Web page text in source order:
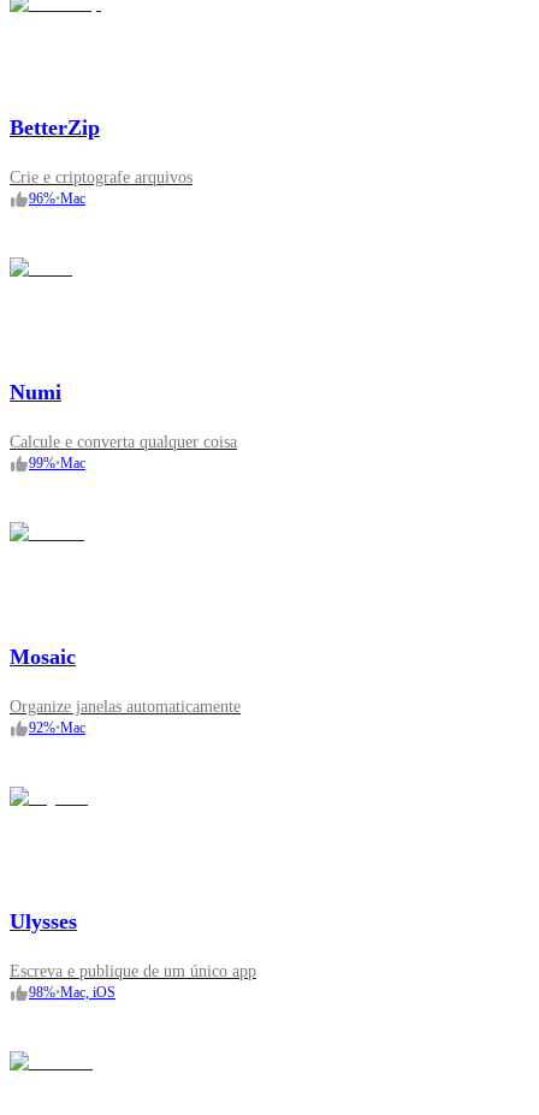
BetterZip
Crie e criptografe arquivos
96%•Mac
Numi
Calcule e converta qualquer coisa
99%•Mac
Mosaic
Organize janelas automaticamente
92%•Mac
Ulysses
Escreva e publique de um único app
98%•Mac, iOS